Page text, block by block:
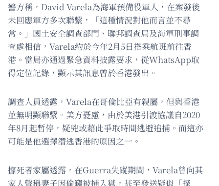
警方稱，David Varela為海軍預備役軍人，在案發後
未回應軍方多次聯繫，「這種情況對他而言並不尋
常。」國土安全調查部門、聯邦調查局及海軍刑事調
查處相信，Varela約於今年2月5日搭乘航班前往香
港。當局亦通過緊急資料披露要求，從WhatsApp取
得定位記錄，顯示其訊息曾於香港發出。
調查人員透露，Varela在哥倫比亞有親屬，但與香港
並無明顯聯繫。美方憂慮，由於美港引渡協議自2020
年8月起暫停，疑兇或藉此爭取時間逃避追捕。而這亦
可能是他選擇潛逃香港的原因之一。
據死者家屬透露，在Guerra失蹤期間，Varela曾向其
家人聲稱妻子因偷竊被捕入獄，甚至發送疑似「探